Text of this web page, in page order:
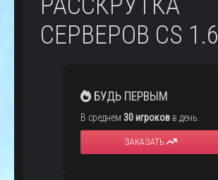
СЕРВЕРОВ CS 1.6
БУДЬ ПЕРВЫМ
В среднем 30 игроков в день.
ЗАКАЗАТЬ